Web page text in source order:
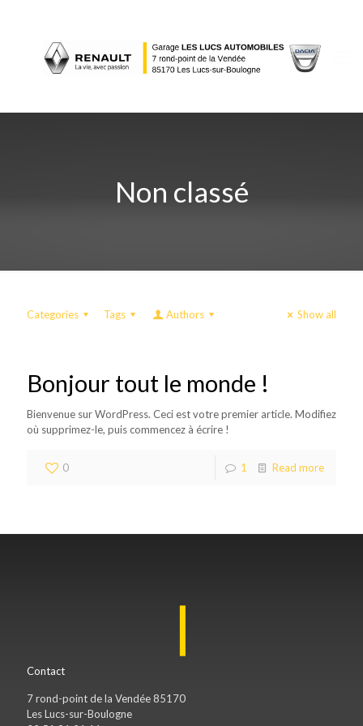
Non classé
Categories Tags Authors Show all
Bonjour tout le monde !
Bienvenue sur WordPress. Ceci est votre premier article. Modifiez
où supprimez-le, puis commencez à écrire !
0 1 Read more
Contact
7 rond-point de la Vendée 85170
Les Lucs-sur-Boulogne